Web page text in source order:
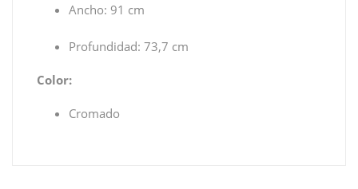
Ancho: 91 cm
Profundidad: 73,7 cm
Color:
Cromado